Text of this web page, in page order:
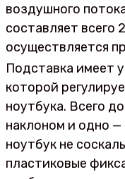
воздушного
составляет всего
осуществляется
Подставка имеет
которой
ноутбука. Всего
наклоном и одно
ноутбук не
пластиковые